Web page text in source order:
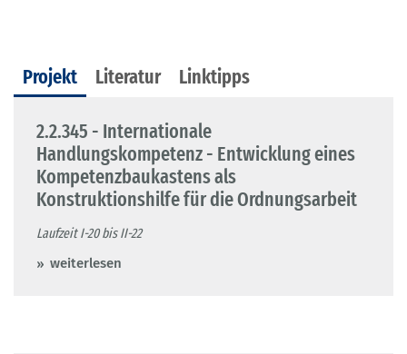
Projekt Literatur Linktipps
2.2.345 - Internationale
Handlungskompetenz - Entwicklung eines
Kompetenzbaukastens als
Konstruktionshilfe für die Ordnungsarbeit
Laufzeit I-20 bis II-22
weiterlesen